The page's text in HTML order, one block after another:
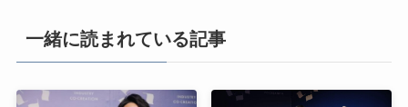
一緒に読まれている記事